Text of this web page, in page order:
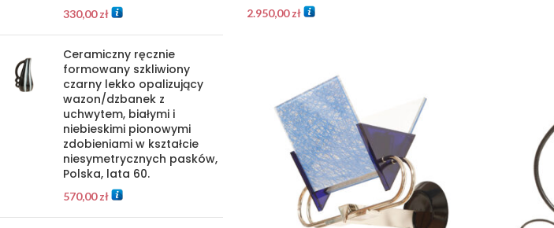
330,00zł
Ceramiczny ręcznie
formowany szkliwiony
czarny lekko opalizujący
wazon/dzbanek z
uchwytem, białymi i
niebieskimi pionowymi
zdobieniami w kształcie
niesymetrycznych pasków,
Polska, lata 60.
570,00zł
2.950,00zł